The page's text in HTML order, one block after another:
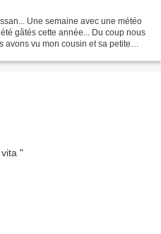
Une semaine avec une météo
gâtés cette année... Du coup nous
avons vu mon cousin et sa petite